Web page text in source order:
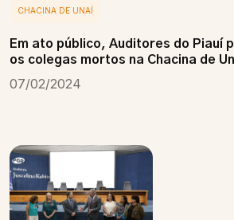
CHACINA DE UNAÍ
Em ato público, Auditores do Piauí
os colegas mortos na Chacina de
07/02/2024